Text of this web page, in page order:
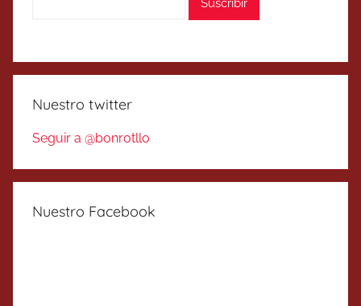
Nuestro twitter
Seguir a @bonrotllo
Nuestro Facebook